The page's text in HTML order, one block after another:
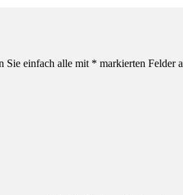
einfach alle mit * markierten Felder